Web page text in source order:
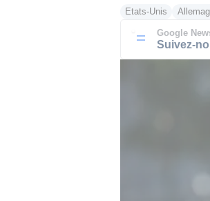
Etats-Unis
Google
Suivez-